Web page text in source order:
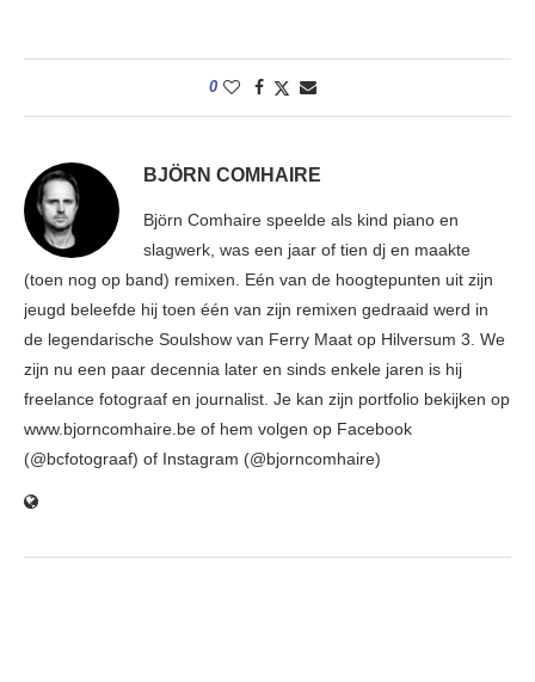
0
BJÖRN COMHAIRE
Björn Comhaire speelde als kind piano en
slagwerk, was een jaar of tien dj en maakte
(toen nog op band) remixen. Eén van de hoogtepunten uit zijn
jeugd beleefde hij toen één van zijn remixen gedraaid werd in
de legendarische Soulshow van Ferry Maat op Hilversum 3. We
zijn nu een paar decennia later en sinds enkele jaren is hij
freelance fotograaf en journalist. Je kan zijn portfolio bekijken op
www.bjorncomhaire.be of hem volgen op Facebook
(@bcfotograaf) of Instagram (@bjorncomhaire)